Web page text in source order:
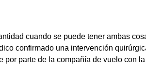
cuando se puede tener ambas
confirmado una intervención
por parte de la compañía de vuelo con